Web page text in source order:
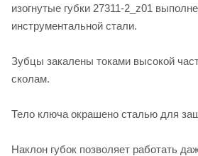
изогнутые губки 27311-2_z01
инструментальной стали.
Зубцы закалены токами высокой
сколам.
Тело ключа окрашено сталью для
Наклон губок позволяет работать